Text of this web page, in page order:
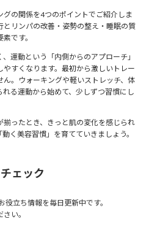
の関係を4つのポイントでご紹介しま
とリンパの改善・姿勢の整え・睡眠の質
です。
運動という「内側からのアプローチ」
すくなります。最初から激しいトレー
。ウォーキングや軽いストレッチ、体
る運動から始めて、少しずつ習慣にし
ったとき、きっと肌の変化を感じられ
く美容習慣」を育てていきましょう。
ェック
立ち情報を毎日更新中です。
い。